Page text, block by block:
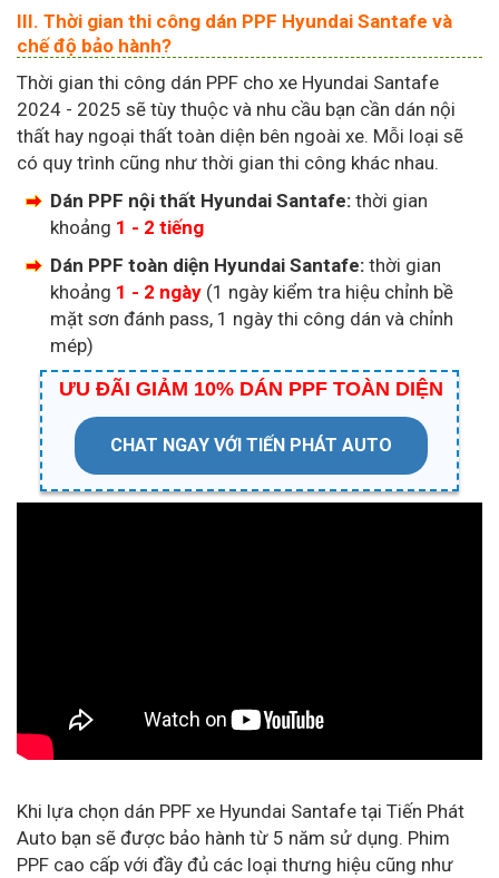
III. Thời gian thi công dán PPF Hyundai Santafe và
chế độ bảo hành?
Thời gian thi công dán PPF cho xe Hyundai Santafe
2024 - 2025 sẽ tùy thuộc và nhu cầu bạn cần dán nội
thất hay ngoại thất toàn diện bên ngoài xe. Mỗi loại sẽ
có quy trình cũng như thời gian thi công khác nhau.
Dán PPF nội thất Hyundai Santafe: thời gian
khoảng 1 - 2 tiếng
Dán PPF toàn diện Hyundai Santafe: thời gian
khoảng 1 - 2 ngày (1 ngày kiểm tra hiệu chỉnh bề
mặt sơn đánh pass, 1 ngày thi công dán và chỉnh
mép)
ƯU ĐÃI GIẢM 10% DÁN PPF TOÀN DIỆN
CHAT NGAY VỚI TIẾN PHÁT AUTO
Khi lựa chọn dán PPF xe Hyundai Santafe tại Tiến Phát
Auto bạn sẽ được bảo hành từ 5 năm sử dụng. Phim
PPF cao cấp với đầy đủ các loại thưng hiệu cũng như